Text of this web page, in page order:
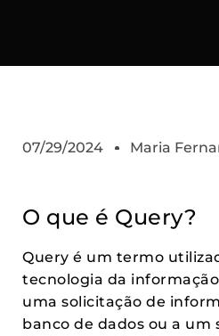
07/29/2024 Maria
O que é Query?
Query é um termo
tecnologia da
uma solicitação de
banco de dados ou a um